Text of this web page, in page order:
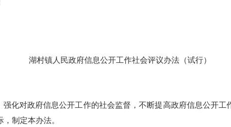
湖村镇人民政府信息公开工作社会评议办法 （试行）
化对政府信息公开工作的社会监督，不断提高政府信息公开工
制定本办法。